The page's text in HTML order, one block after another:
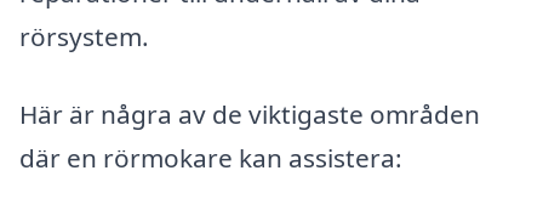
rörsystem.
Här är några av de viktigaste områden
där en rörmokare kan assistera: